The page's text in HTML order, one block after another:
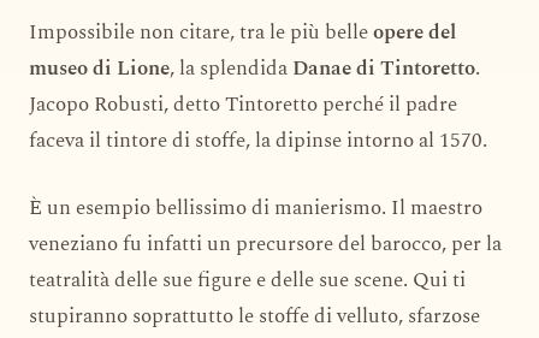
Impossibile non citare, tra le più belleopere del
museo di Lione, la splendidaDanae di Tintoretto.
Jacopo Robusti, detto Tintoretto perché il padre
faceva il tintore di stoffe, la dipinse intorno al 1570.
È un esempio bellissimo di manierismo. Il maestro
veneziano fu infatti un precursore del barocco, per la
teatralità delle sue figure e delle sue scene. Qui ti
stupiranno soprattutto le stoffe di velluto, sfarzose